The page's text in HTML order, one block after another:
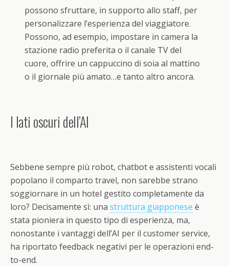
possono sfruttare, in supporto allo staff, per
personalizzare l’esperienza del viaggiatore.
Possono, ad esempio, impostare in camera la
stazione radio preferita o il canale TV del
cuore, offrire un cappuccino di soia al mattino
o il giornale più amato…e tanto altro ancora.
I lati oscuri dell’AI
Sebbene sempre più robot, chatbot e assistenti vocali
popolano il comparto travel, non sarebbe strano
soggiornare in un hotel gestito completamente da
loro? Decisamente sì: una struttura giapponese è
stata pioniera in questo tipo di esperienza, ma,
nonostante i vantaggi dell’AI per il customer service,
ha riportato feedback negativi per le operazioni end-
to-end.